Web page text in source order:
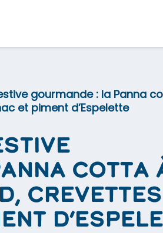
gourmande : la Panna
et piment d’Espelette
cotta